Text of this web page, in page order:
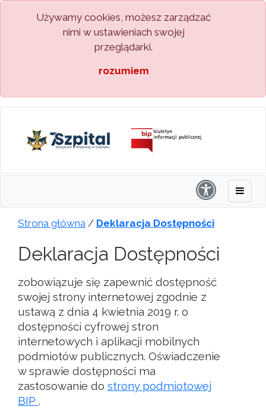
Używamy cookies, możesz zarządzać
nimi w ustawieniach swojej
przeglądarki.
rozumiem
Strona główna / Deklaracja Dostępności
Deklaracja Dostępności
zobowiązuje się zapewnić dostępność
swojej strony internetowej zgodnie z
ustawą z dnia 4 kwietnia 2019 r. o
dostępności cyfrowej stron
internetowych i aplikacji mobilnych
podmiotów publicznych. Oświadczenie
w sprawie dostępności ma
zastosowanie do strony podmiotowej
BIP .